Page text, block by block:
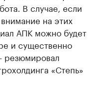
В случае, если
на этих
АПК можно будет
и существенно
резюмировал
«Степь»